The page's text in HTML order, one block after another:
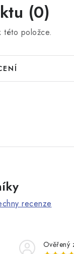
(0)
této položce.
recenze
Ověřený